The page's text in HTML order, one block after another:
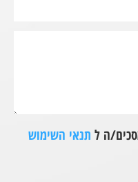
ה ל תנאי השימוש